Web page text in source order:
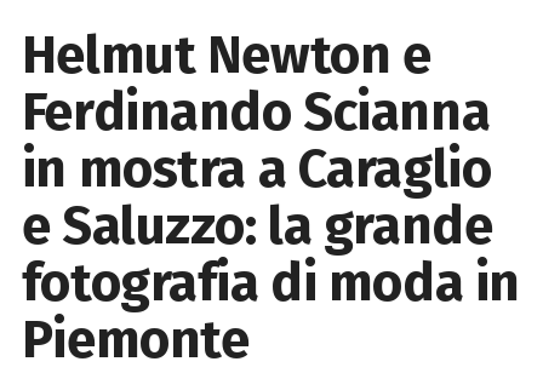
Helmut Newton e
Ferdinando Scianna
in mostra a Caraglio
e Saluzzo: la grande
fotografia di moda in
Piemonte